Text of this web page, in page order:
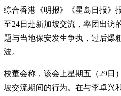
综合香港《明报》《星岛日报》
至24日赴新加坡交流，率团出访
题与当地保安发生争执，过后爆
波。
校董会称，该会上星期五（29日
坡交流期间的行为。在与李卓兴